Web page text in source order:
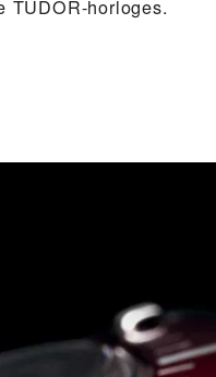
TUDOR-horloges.